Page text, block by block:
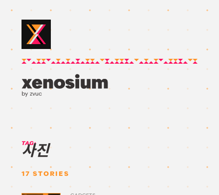
by zvuc
TAG:
사진
17 STORIES